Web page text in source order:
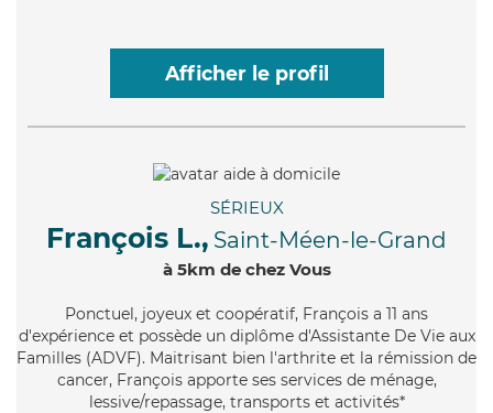
Afficher le profil
SÉRIEUX
François L., Saint-Méen-le-Grand
à 5km de chez Vous
Ponctuel, joyeux et coopératif, François a 11 ans
d'expérience et possède un diplôme d'Assistante De Vie aux
Familles (ADVF). Maitrisant bien l'arthrite et la rémission de
cancer, François apporte ses services de ménage,
lessive/repassage, transports et activités*